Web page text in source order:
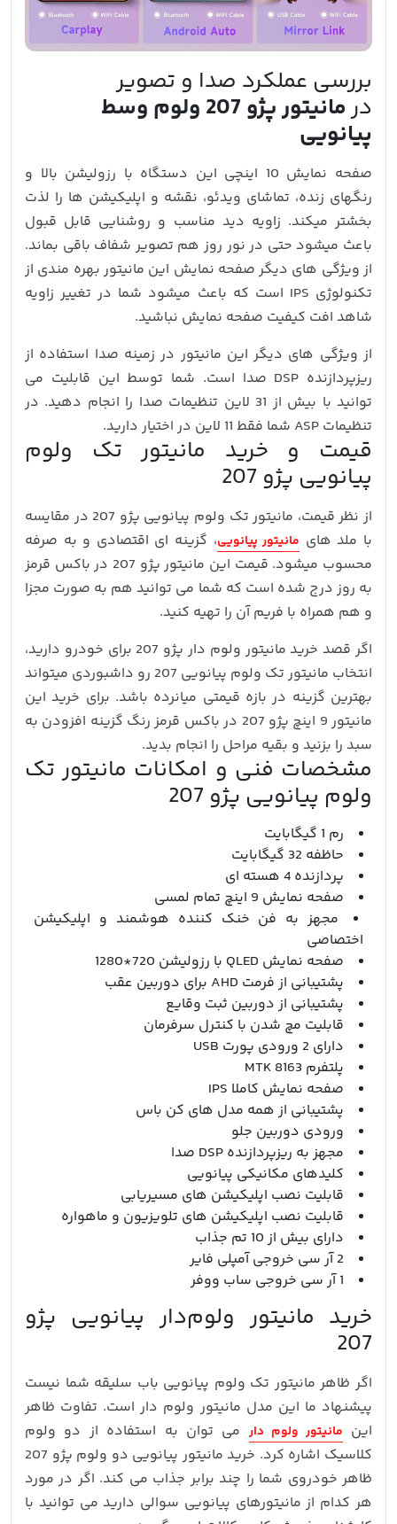
بررسی عملکرد صدا و تصویر
در مانیتور پژو 207 ولوم وسط
پیانویی
صفحه‌ نمایش 10 اینچی این دستگاه با رزولیشن بالا و
رنگهای زنده، تماشای ویدئو، نقشه و اپلیکیشن‌ ها را لذت‌
بخشتر میکند. زاویه دید مناسب و روشنایی قابل‌ قبول
باعث میشود حتی در نور روز هم تصویر شفاف باقی بماند.
از ویژگی های دیگر صفحه نمایش این مانیتور بهره مندی از
تکنولوژی IPS است که باعث میشود شما در تغییر زاویه
شاهد افت کیفیت صفحه نمایش نباشید.
از ویژگی های دیگر این مانیتور در زمینه صدا استفاده از
ریزپردازنده DSP صدا است. شما توسط این قابلیت می
توانید با بیش از 31 لاین تنظیمات صدا را انجام دهید. در
تنظیمات ASP شما فقط 11 لاین در اختیار دارید.
قیمت و خرید مانیتور تک ولوم
پیانویی پژو 207
از نظر قیمت، مانیتور تک ولوم پیانویی پژو 207 در مقایسه
با ملد های مانیتور پیانویی، گزینه‌ ای اقتصادی و به‌ صرفه
محسوب میشود. قیمت این مانیتور پژو 207 در باکس قرمز
به روز درج شده است که شما می توانید هم به صورت مجزا
و هم همراه با فریم آن را تهیه کنید.
اگر قصد خرید مانیتور ولوم دار پژو 207 برای خودرو دارید،
انتخاب مانیتور تک ولوم پیانویی 207 رو داشبوردی میتواند
بهترین گزینه در بازه قیمتی میانرده باشد. برای خرید این
مانیتور 9 اینچ پژو 207 در باکس قرمز رنگ گزینه افزودن به
سبد را بزنید و بقیه مراحل را انجام بدید.
مشخصات فنی و امکانات مانیتور تک
ولوم پیانویی پژو 207
رم 1 گیگابایت
حاظفه 32 گیگابایت
پردازنده 4 هسته ای
صفحه نمایش 9 اینچ تمام لمسی
مجهز به فن خنک کننده هوشمند و اپلیکیشن
اختصاصی
صفحه نمایش QLED با رزولیشن 720*1280
پشتیبانی از فرمت AHD برای دوربین عقب
پشتیبانی از دوربین ثبت وقایع
قابلیت مچ شدن با کنترل سرفرمان
دارای 2 ورودی پورت USB
پلتفرم MTK 8163
صفحه نمایش کاملا IPS
پشتیبانی از همه مدل های کن باس
ورودی دوربین جلو
مجهز به ریزپردازنده DSP صدا
کلیدهای مکانیکی پیانویی
قابلیت نصب اپلیکیشن های مسیریابی
قابلیت نصب اپلیکیشن های تلویزیون و ماهواره
دارای بیش از 10 تم جذاب
2 آر سی خروجی آمپلی فایر
1 آر سی خروجی ساب ووفر
خرید مانیتور ولوم‌دار پیانویی پژو
207
اگر ظاهر مانیتور تک ولوم پیانویی باب سلیقه شما نیست
پیشنهاد ما این مدل مانیتور ولوم دار است. تفاوت ظاهر
این مانیتور ولوم دار می توان به استفاده از دو ولوم
کلاسیک اشاره کرد. خرید مانیتور پیانویی دو ولوم پژو 207
ظاهر خودروی شما را چند برابر جذاب می کند. اگر در مورد
هر کدام از مانیتورهای پیانویی سوالی دارید می توانید با